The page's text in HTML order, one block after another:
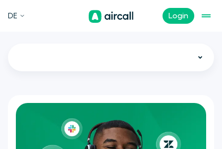
Login
DE
Callcenter-Software
VoIP-Telefon